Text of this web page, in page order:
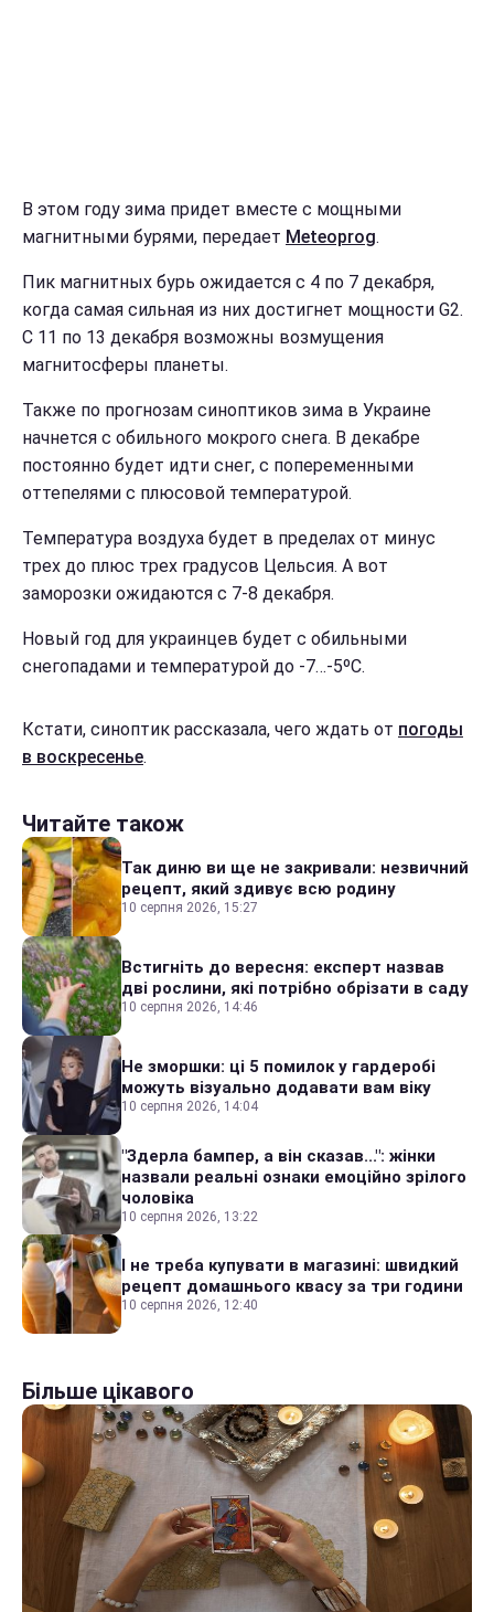
В этом году зима придет вместе с мощными
магнитными бурями, передает Мeteoprog.
Пик магнитных бурь ожидается с 4 по 7 декабря,
когда самая сильная из них достигнет мощности G2.
С 11 по 13 декабря возможны возмущения
магнитосферы планеты.
Также по прогнозам синоптиков зима в Украине
начнется с обильного мокрого снега. В декабре
постоянно будет идти снег, с попеременными
оттепелями с плюсовой температурой.
Температура воздуха будет в пределах от минус
трех до плюс трех градусов Цельсия. А вот
заморозки ожидаются с 7-8 декабря.
Новый год для украинцев будет с обильными
снегопадами и температурой до -7…-5ºС.
Кстати, синоптик рассказала, чего ждать от погоды
в воскресенье.
Читайте також
Так диню ви ще не закривали: незвичний
рецепт, який здивує всю родину
10 серпня 2026, 15:27
Встигніть до вересня: експерт назвав
дві рослини, які потрібно обрізати в саду
10 серпня 2026, 14:46
Не зморшки: ці 5 помилок у гардеробі
можуть візуально додавати вам віку
10 серпня 2026, 14:04
"Здерла бампер, а він сказав...": жінки
назвали реальні ознаки емоційно зрілого
чоловіка
10 серпня 2026, 13:22
І не треба купувати в магазині: швидкий
рецепт домашнього квасу за три години
10 серпня 2026, 12:40
Більше цікавого